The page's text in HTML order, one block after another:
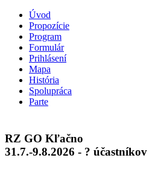
Úvod
Propozície
Program
Formulár
Prihlásení
Mapa
História
Spolupráca
Parte
RZ GO Kľačno
31.7.-9.8.2026 - ? účastníkov